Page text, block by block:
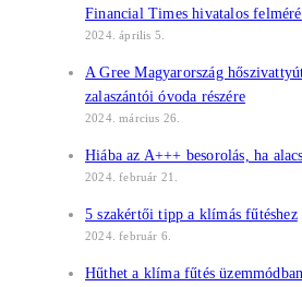
Financial Times hivatalos
2024. április 5.
A Gree Magyarország
zalaszántói óvoda részére
2024. március 26.
Hiába az A+++ besorolás, ha
2024. február 21.
5 szakértői tipp a klímás fűtéshez
2024. február 6.
Hűthet a klíma fűtés